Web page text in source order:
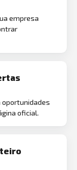
empresa
oportunidades
oficial.